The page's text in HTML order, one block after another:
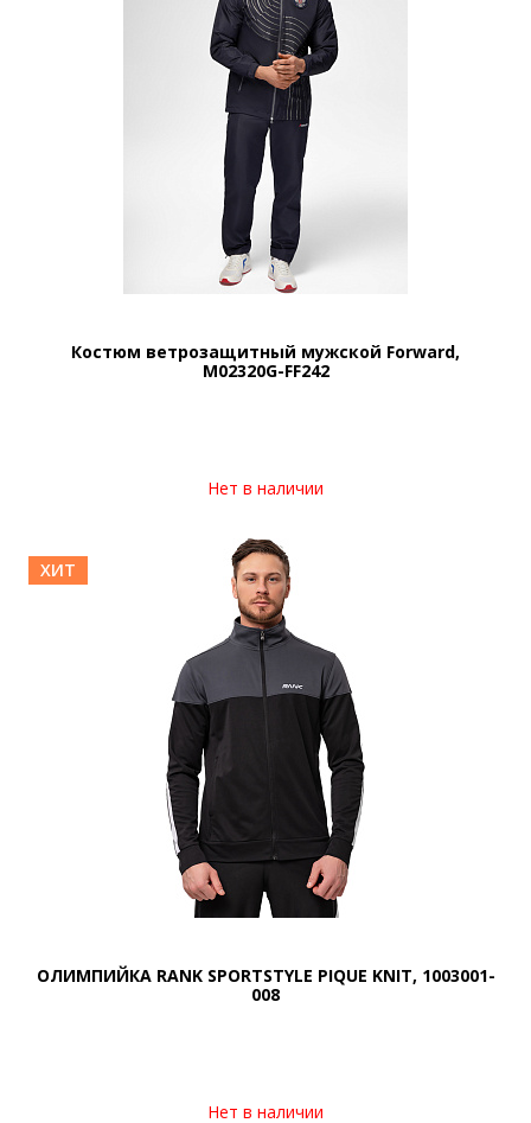
Костюм ветрозащитный мужской Forward,
M02320G-FF242
Нет в наличии
ХИТ
ОЛИМПИЙКА RANK SPORTSTYLE PIQUE KNIT, 1003001-
008
Нет в наличии